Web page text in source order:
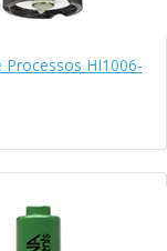
HI1006-